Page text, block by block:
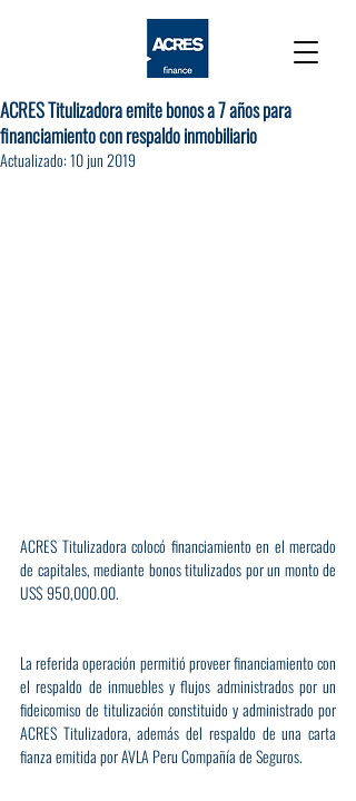
ACRES Titulizadora emite bonos a 7 años para
financiamiento con respaldo inmobiliario
Actualizado:10 jun 2019
ACRES Titulizadora colocó financiamiento en el mercado
de capitales, mediante bonos titulizados por un monto de
US$ 950,000.00.
La referida operación permitió proveer financiamiento con
el respaldo de inmuebles y flujos administrados por un
fideicomiso de titulización constituido y administrado por
ACRES Titulizadora, además del respaldo de una carta
fianza emitida por AVLA Peru Compañía de Seguros.